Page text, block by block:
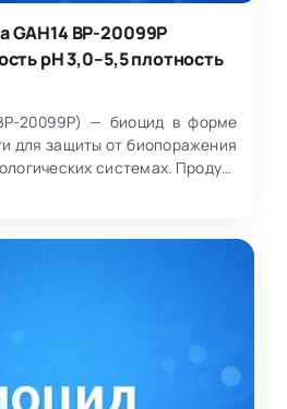
GAH14 BP-20099P
pH 3,0–5,5 плотность
20099P) — биоцид в форме
для защиты от биопоражения
системах. Продукт